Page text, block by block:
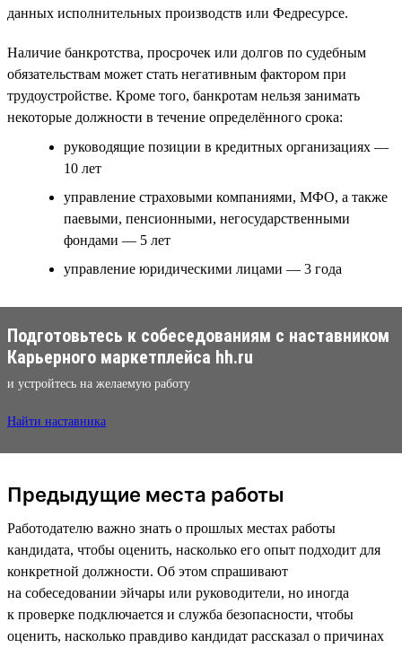
данных исполнительных производств или Федресурсе.
Наличие банкротства, просрочек или долгов по судебным
обязательствам может стать негативным фактором при
трудоустройстве. Кроме того, банкротам нельзя занимать
некоторые должности в течение определённого срока:
руководящие позиции в кредитных организациях —
10 лет
управление страховыми компаниями, МФО, а также
паевыми, пенсионными, негосударственными
фондами — 5 лет
управление юридическими лицами — 3 года
Подготовьтесь к собеседованиям с наставником
Карьерного маркетплейса hh.ru
и устройтесь на желаемую работу
Найти наставника
Предыдущие места работы
Работодателю важно знать о прошлых местах работы
кандидата, чтобы оценить, насколько его опыт подходит для
конкретной должности. Об этом спрашивают
на собеседовании эйчары или руководители, но иногда
к проверке подключается и служба безопасности, чтобы
оценить, насколько правдиво кандидат рассказал о причинах